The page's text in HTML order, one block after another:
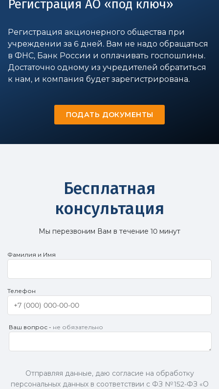
Регистрация АО «под ключ»
Регистрация акционерного общества при
учреждении за 6 дней. Вам не надо обращаться
в ФНС, Банк России и оплачивать госпошлины.
Достаточно одному из учредителей обратиться
к нам, и компания будет зарегистрирована.
ПОДАТЬ ДОКУМЕНТЫ
Бесплатная
консультация
Мы перезвоним Вам в течение 10 минут
Фамилия и Имя
Телефон
Ваш вопрос - не обязательно
Отправляя данные, даю согласие на обработку
персональных данных в соответствии с ФЗ № 152-ФЗ «О